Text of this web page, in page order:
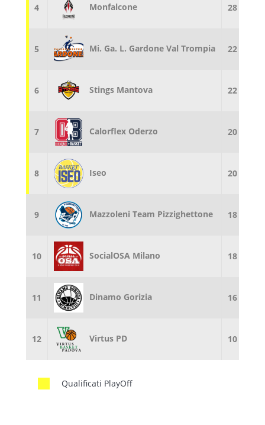
4 Monfalcone 28
5 Mi. Ga. L. Gardone Val Trompia 22
6 Stings Mantova 22
7 Calorflex Oderzo 20
8 Iseo 20
9 Mazzoleni Team Pizzighettone 18
10 SocialOSA Milano 18
11 Dinamo Gorizia 16
12 Virtus PD 10
Qualificati PlayOff